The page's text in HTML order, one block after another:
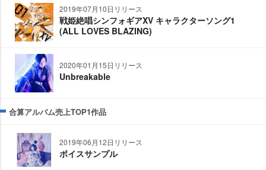
2019年07月10日リリース
戦姫絶唱シンフォギアXV キャラクターソング1
(ALL LOVES BLAZING)
2020年01月15日リリース
Unbreakable
合算アルバム売上TOP1作品
2019年06月12日リリース
ボイスサンプル